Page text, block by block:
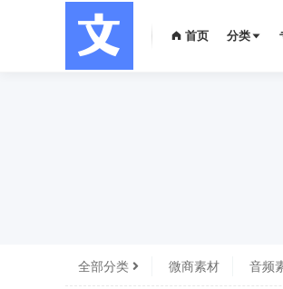
首页 分类
全部分类 微商素材 音频